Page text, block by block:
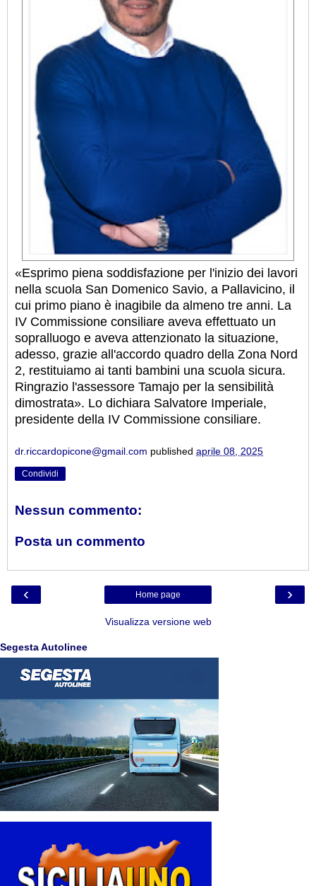
«Esprimo piena soddisfazione per l'inizio dei lavori
nella scuola San Domenico Savio, a Pallavicino, il
cui primo piano è inagibile da almeno tre anni. La
IV Commissione consiliare aveva effettuato un
sopralluogo e aveva attenzionato la situazione,
adesso, grazie all'accordo quadro della Zona Nord
2, restituiamo ai tanti bambini una scuola sicura.
Ringrazio l'assessore Tamajo per la sensibilità
dimostrata». Lo dichiara Salvatore Imperiale,
presidente della IV Commissione consiliare.
dr.riccardopicone@gmail.com published aprile 08, 2025
Condividi
Nessun commento:
Posta un commento
‹ ›
Home page
Visualizza versione web
Segesta Autolinee